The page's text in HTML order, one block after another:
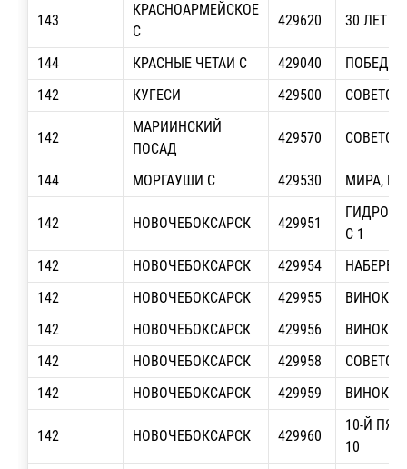
143
КРАСНОАРМЕЙСКОЕ
С
429620 30 ЛЕТ
144 КРАСНЫЕ ЧЕТАИ С 429040
ПОБЕДЫ,
142
КУГЕСИ 429500
142
МАРИИНСКИЙ
ПОСАД
429570
144 МОРГАУШИ С 429530 МИРА,
142 НОВОЧЕБОКСАРСК 429951
С 1
142
НОВОЧЕБОКСАРСК 429954
142
НОВОЧЕБОКСАРСК 429955
142
НОВОЧЕБОКСАРСК 429956
142
НОВОЧЕБОКСАРСК 429958
142
НОВОЧЕБОКСАРСК 429959
142 НОВОЧЕБОКСАРСК 429960
10-Й
10